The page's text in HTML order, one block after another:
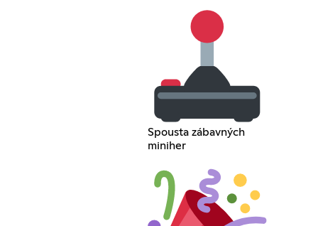
Spousta zábavných
miniher